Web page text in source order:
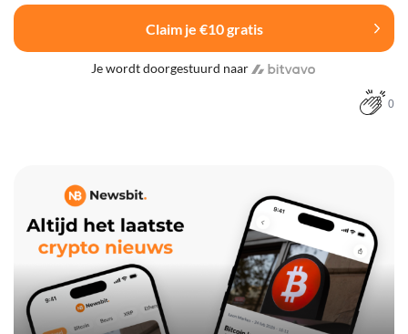
Claim je €10 gratis
Je wordt doorgestuurd naar
0